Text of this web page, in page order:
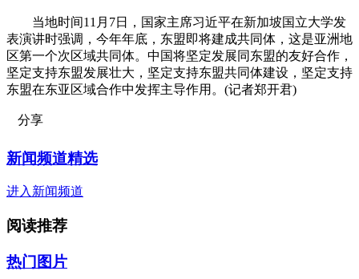
当地时间11月7日，国家主席习近平在新加坡国立大学发
表演讲时强调，今年年底，东盟即将建成共同体，这是亚洲地
区第一个次区域共同体。中国将坚定发展同东盟的友好合作，
坚定支持东盟发展壮大，坚定支持东盟共同体建设，坚定支持
东盟在东亚区域合作中发挥主导作用。(记者郑开君)
分享
新闻频道精选
进入新闻频道
阅读推荐
热门图片